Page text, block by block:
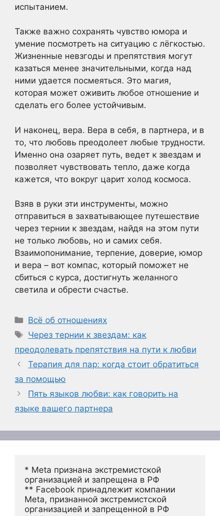
испытанием.
Также важно сохранять чувство юмора и
умение посмотреть на ситуацию с лёгкостью.
Жизненные невзгоды и препятствия могут
казаться менее значительными, когда над
ними удается посмеяться. Это магия,
которая может оживить любое отношение и
сделать его более устойчивым.
И наконец, вера. Вера в себя, в партнера, и в
то, что любовь преодолеет любые трудности.
Именно она озаряет путь, ведет к звездам и
позволяет чувствовать тепло, даже когда
кажется, что вокруг царит холод космоса.
Взяв в руки эти инструменты, можно
отправиться в захватывающее путешествие
через тернии к звездам, найдя на этом пути
не только любовь, но и самих себя.
Взаимопонимание, терпение, доверие, юмор
и вера – вот компас, который поможет не
сбиться с курса, достигнуть желанного
светила и обрести счастье.
Рубрики
Всё об отношениях
Метки
Через тернии к звездам: как
преодолевать препятствия на пути к любви
Терапия для пар: когда стоит обратиться
за помощью
Пять языков любви: как говорить на
языке вашего партнера
* Meta признана экстремистской
организацией и запрещена в РФ
** Facebook принадлежит компании
Meta, признанной экстремистской
организацией и запрещенной в РФ